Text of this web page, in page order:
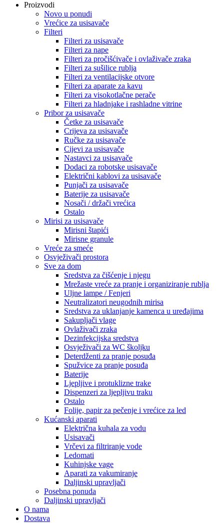
Proizvodi
Novo u ponudi
Vrećice za usisavače
Filteri
Filteri za usisavače
Filteri za nape
Filteri za pročišćivače i ovlaživače zraka
Filteri za sušilice rublja
Filteri za ventilacijske otvore
Filteri za aparate za kavu
Filteri za visokotlačne perače
Filteri za hladnjake i rashladne vitrine
Pribor za usisavače
Četke za usisavače
Crijeva za usisavače
Ručke za usisavače
Cijevi za usisavače
Nastavci za usisavače
Dodaci za robotske usisavače
Električni kablovi za usisavače
Punjači za usisavače
Baterije za usisavače
Nosači / držači vrećica
Ostalo
Mirisi za usisavače
Mirisni štapići
Mirisne granule
Vreće za smeće
Osvježivači prostora
Sve za dom
Sredstva za čišćenje i njegu
Mrežaste vreće za pranje i organiziranje rublja
Uljne lampe / Fenjeri
Neutralizatori neugodnih mirisa
Sredstva za uklanjanje kamenca u uređajima
Sakupljači vlage
Ovlaživači zraka
Dezinfekcijska sredstva
Osvježivači za WC školjku
Deterdženti za pranje posuđa
Spužvice za pranje posuđa
Baterije
Ljepljive i protuklizne trake
Dispenzeri za ljepljivu traku
Ostalo
Folije, papir za pečenje i vrećice za led
Kućanski aparati
Električna kuhala za vodu
Usisavači
Vrčevi za filtriranje vode
Ledomati
Kuhinjske vage
Aparati za vakumiranje
Daljinski upravljači
Posebna ponuda
Daljinski upravljači
O nama
Dostava